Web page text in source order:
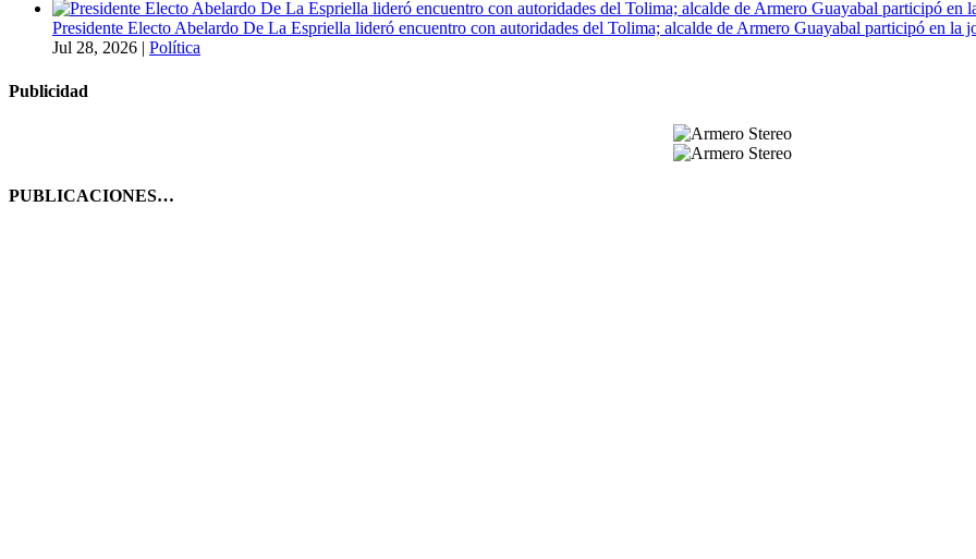
Presidente Electo Abelardo De La Espriella lideró encuentro con autoridades del Tolima; alcalde de Armero Guayabal participó en la
Jul 28, 2026 | Política
Publicidad
PUBLICACIONES…